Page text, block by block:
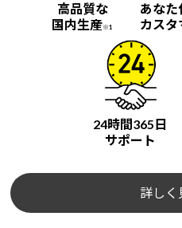
高品質な
国内生産※1
あなた
カスタ
24時間365日
サポート
詳しく